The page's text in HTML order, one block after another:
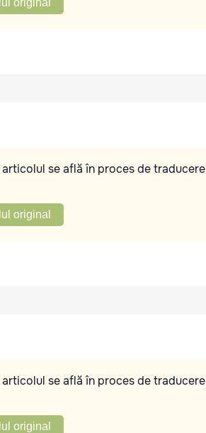
original
se află în proces de
original
se află în proces de
original